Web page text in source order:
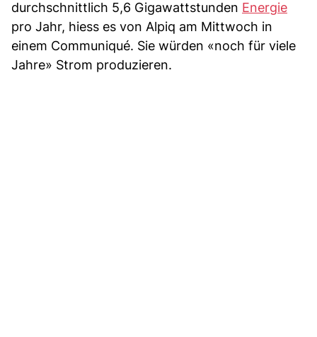
durchschnittlich 5,6 Gigawattstunden Energie
pro Jahr, hiess es von Alpiq am Mittwoch in
einem Communiqué. Sie würden «noch für viele
Jahre» Strom produzieren.